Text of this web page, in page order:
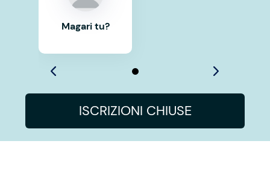
Magari tu?
ISCRIZIONI CHIUSE